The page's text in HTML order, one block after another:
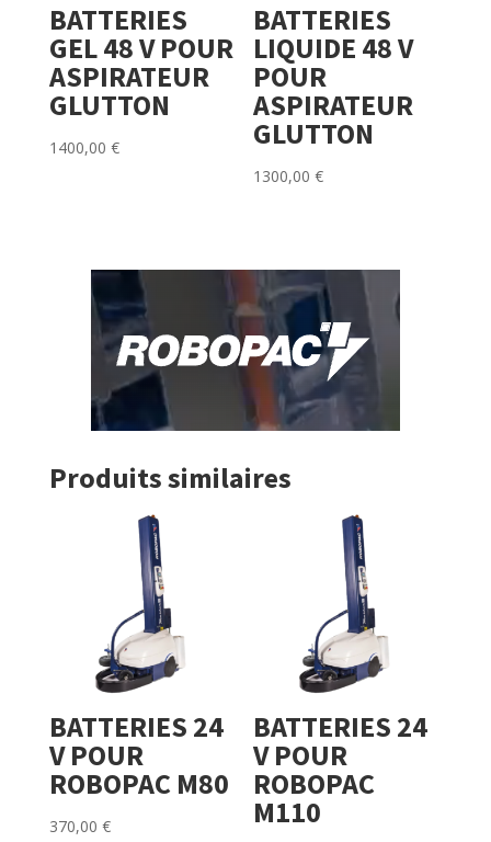
BATTERIES
GEL 48 V POUR
ASPIRATEUR
GLUTTON
1400,00 €
BATTERIES
LIQUIDE 48 V
POUR
ASPIRATEUR
GLUTTON
1300,00€
Produits similaires
BATTERIES 24
V POUR
ROBOPAC M80
370,00 €
BATTERIES 24
V POUR
ROBOPAC
M110